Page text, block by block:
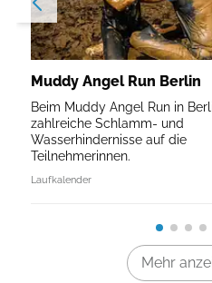
Muddy Angel Run Berlin
Beim Muddy Angel Run in
zahlreiche Schlamm- und
Wasserhindernisse auf die
Teilnehmerinnen.
Laufkalender
Mehr